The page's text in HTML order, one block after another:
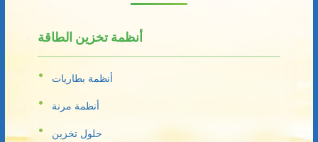
أنظمة تخزين الطاقة
أنظمة بطاريات
أنظمة مرنة
حلول تخزين